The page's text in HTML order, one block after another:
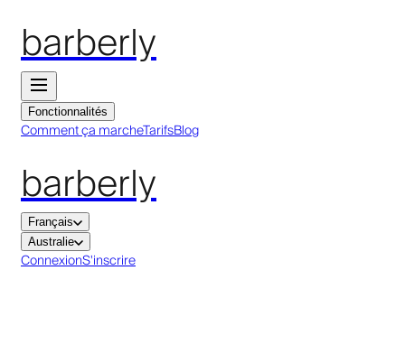
barberly
Fonctionnalités
Comment ça marcheTarifsBlog
barberly
Français
Australie
ConnexionS'inscrire